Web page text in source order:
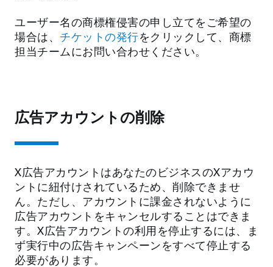
ユーザー名の商標権侵害の申し立てをご希望の
場合は、 チケットの発行をクリックして、商標
担当チームにお問い合わせください。
広告アカウントの削除
X広告アカウントはあなたのビジネスのXアカウ
ントに紐付けされているため、削除できませ
ん。ただし、アカウントに課金されないように
広告アカウントをキャンセルすることはできま
す。X広告アカウントの利用を停止するには、ま
ず実行中の広告キャンペーンをすべて停止する
必要があります。